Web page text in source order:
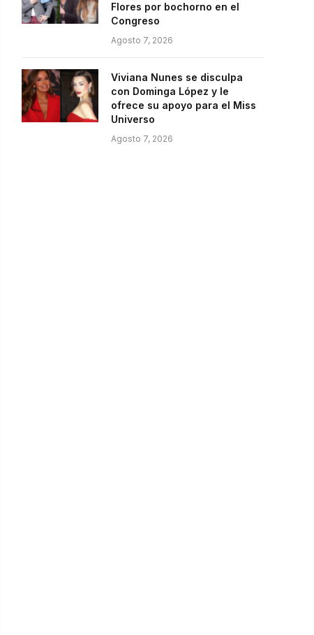
Flores por bochorno en el
Congreso
Agosto 7, 2026
Viviana Nunes se disculpa
con Dominga López y le
ofrece su apoyo para el Miss
Universo
Agosto 7, 2026